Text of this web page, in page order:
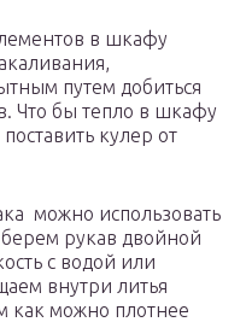
в шкафу
путем добиться
Что бы тепло в шкафу
кулер от
можно использовать
берем рукав двойной
с водой или
внутри литья
как можно плотнее